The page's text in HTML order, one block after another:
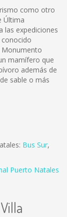
como otro
Última
las expediciones
Monumento
mamífero que
además de
sable o más
Bus Sur,
Puerto Natales